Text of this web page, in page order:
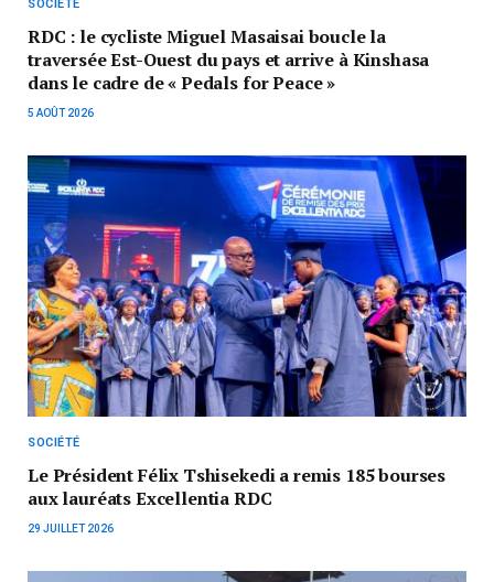
SOCIÉTÉ
RDC : le cycliste Miguel Masaisai boucle la
traversée Est-Ouest du pays et arrive à Kinshasa
dans le cadre de « Pedals for Peace »
5 AOÛT 2026
SOCIÉTÉ
Le Président Félix Tshisekedi a remis 185 bourses
aux lauréats Excellentia RDC
29 JUILLET 2026